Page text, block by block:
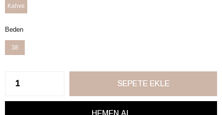
Kahve
Beden
38